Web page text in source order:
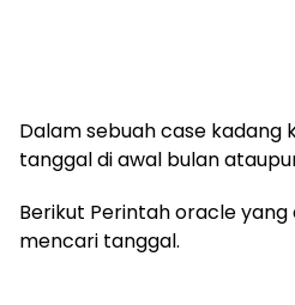
Dalam sebuah case kadang
tanggal di awal bulan
Berikut Perintah oracle yang
mencari tanggal.